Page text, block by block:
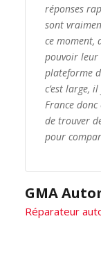
réponses
sont
ce moment,
pouvoir leur
plateforme
c’est large,
France
de trouver
pour
GMA
Réparateur